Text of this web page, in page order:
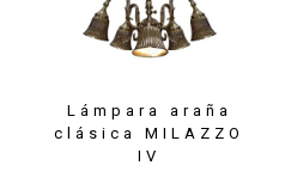
Lámpara araña
clásica MILAZZO
IV